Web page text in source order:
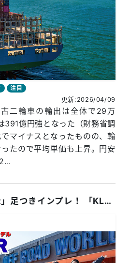
注目
更新:2026/04/09
二輪車の輸出は全体で29万
391億円強となった（財務省調
マイナスとなったものの、輸
たので平均単価も上昇。円安
ヤマハ「WR125R」足つきインプレ！ 「KLX125」「セロー250」「RX125」との足つき比較も！